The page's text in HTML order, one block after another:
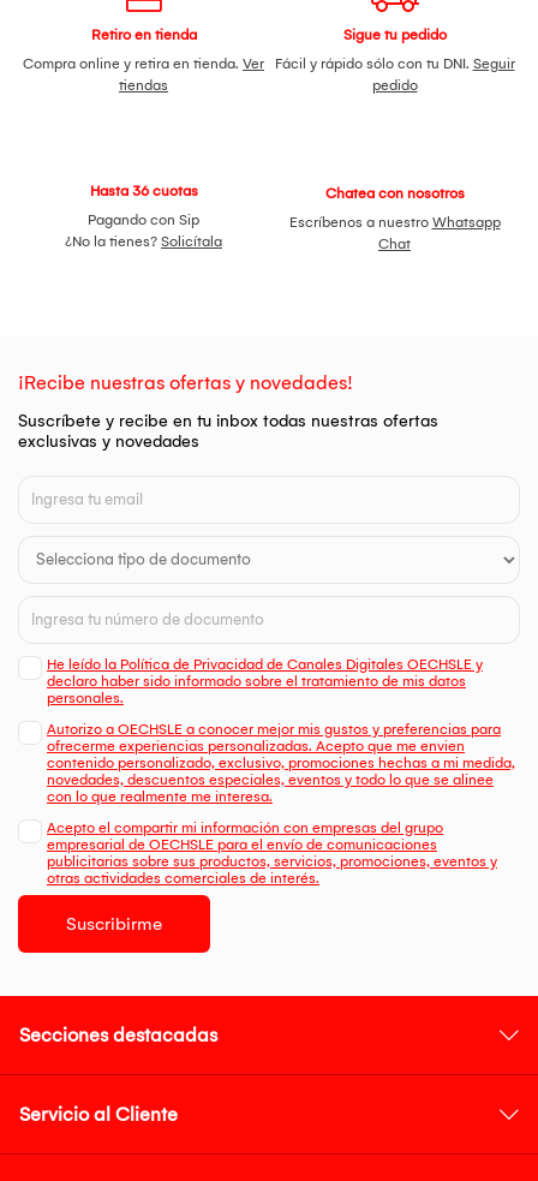
Peso: ligero y cómodo para uso prolongado
Medidas: 17 cm ancho × 20.5 cm alto × 3 cm largo
Contenido del empaque
1 Audífono Bluetooth TRANYOO T-M28
1 Cable USB Tipo C de carga
Retiro en tienda
Compra online y retira en tienda. Ver
tiendas
Sigue tu pedido
Fácil y rápido sólo con tu DNI. Seguir
pedido
Hasta 36 cuotas
Pagando con Sip
¿No la tienes? Solicítala
Chatea con nosotros
Escríbenos a nuestro Whatsapp
Chat
¡Recibe nuestras ofertas y novedades!
Suscríbete y recibe en tu inbox todas nuestras ofertas
exclusivas y novedades
He leído la Política de Privacidad de Canales Digitales OECHSLE y
declaro haber sido informado sobre el tratamiento de mis datos
personales.
Autorizo a OECHSLE a conocer mejor mis gustos y preferencias para
ofrecerme experiencias personalizadas. Acepto que me envien
contenido personalizado, exclusivo, promociones hechas a mi medida,
novedades, descuentos especiales, eventos y todo lo que se alinee
con lo que realmente me interesa.
Acepto el compartir mi información con empresas del grupo
empresarial de OECHSLE para el envío de comunicaciones
publicitarias sobre sus productos, servicios, promociones, eventos y
otras actividades comerciales de interés.
Suscribirme
Secciones destacadas
Servicio al Cliente